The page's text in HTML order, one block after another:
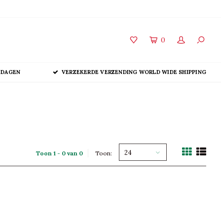
0
VERZEKERDE VERZENDING WORLD WIDE SHIPPING
Toon 1 - 0 van 0 Toon: 24